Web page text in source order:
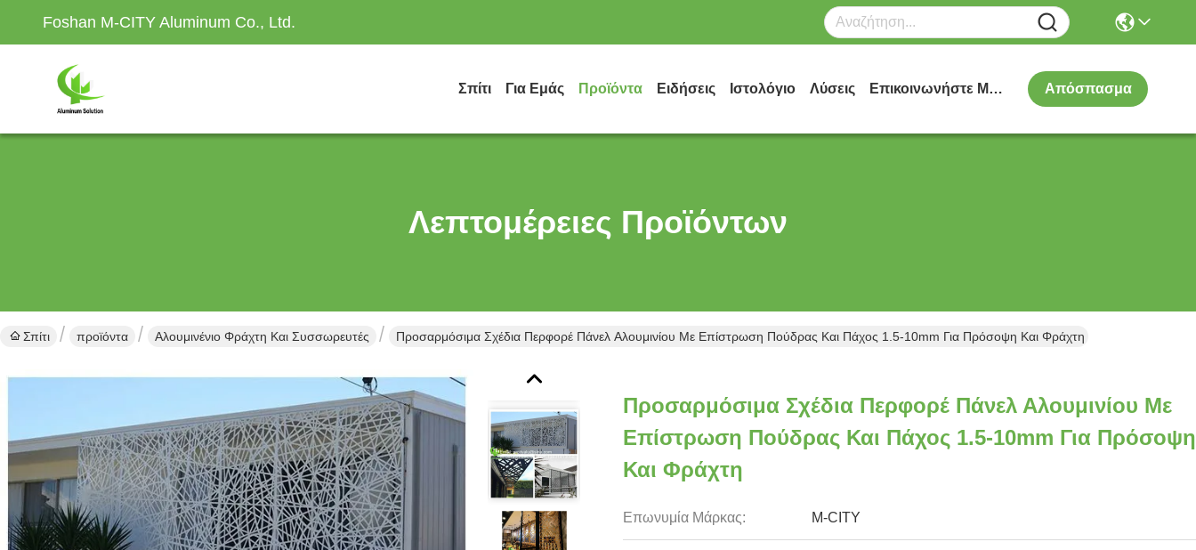
Foshan M-CITY Aluminum Co., Ltd.
Σπίτι Για Εμάς Προϊόντα Ειδήσεις Ιστολόγιο Λύσεις Επικοινωνήστε Μαζί Μας Απόσπασμα
Λεπτομέρειες Προϊόντων
Σπίτι προϊόντα Αλουμινένιο Φράχτη Και Συσσωρευτές Προσαρμόσιμα Σχέδια Περφορέ Πάνελ Αλουμινίου Με Επίστρωση Πούδρας Και Πάχος 1.5-10mm Για Πρόσοψη Και Φράχτη
Προσαρμόσιμα Σχέδια Περφορέ Πάνελ Αλουμινίου Με
Επίστρωση Πούδρας Και Πάχος 1.5-10mm Για Πρόσοψη
Και Φράχτη
Επωνυμία Μάρκας: M-CITY